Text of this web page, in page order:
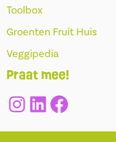
Toolbox
Groenten Fruit Huis
Veggipedia
Praat mee!
# LinkedIn #